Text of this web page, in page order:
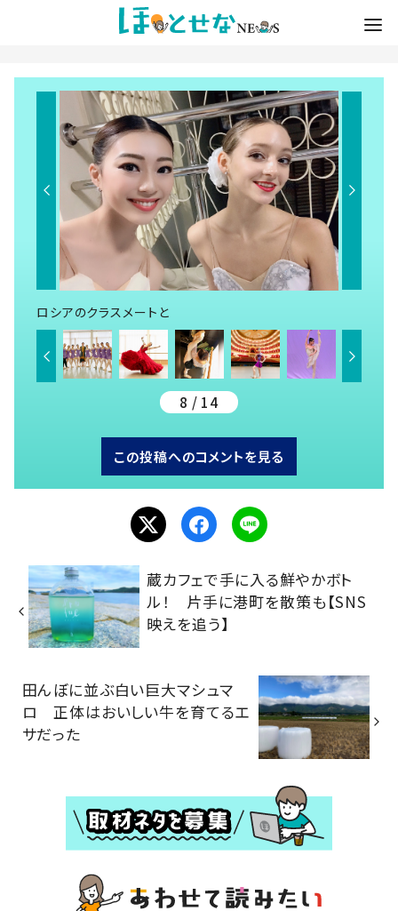
ロシアのクラスメートと
8 / 14
この投稿へのコメントを見る
蔵カフェで手に入る鮮やかボト
ル！ 片手に港町を散策も【SNS
映えを追う】
田んぼに並ぶ白い巨大マシュマ
ロ 正体はおいしい牛を育てるエ
サだった